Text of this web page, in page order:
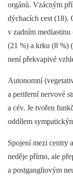
orgánů. Vzácným
dýchacích cest (18).
v zadním
(21 %) a krku (8 %)
není překvapivé
Autonomní
a periferní nervové
a cév. Je tvořen
oddílem
Spojení mezi centry
neděje přímo, ale
a postgangliovým